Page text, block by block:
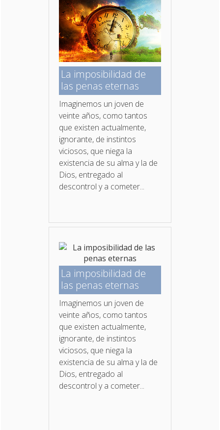
La imposibilidad de
las penas eternas
Imaginemos un joven de
veinte años, como tantos
que existen actualmente,
ignorante, de instintos
viciosos, que niega la
existencia de su alma y la de
Dios, entregado al
descontrol y a cometer...
La imposibilidad de
las penas eternas
Imaginemos un joven de
veinte años, como tantos
que existen actualmente,
ignorante, de instintos
viciosos, que niega la
existencia de su alma y la de
Dios, entregado al
descontrol y a cometer...